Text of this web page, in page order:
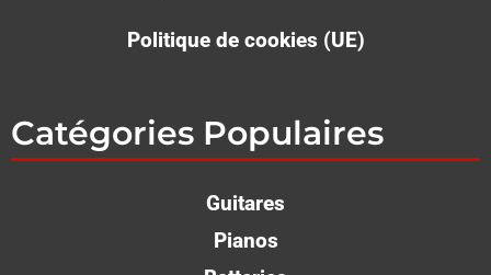
Politique de cookies (UE)
Catégories Populaires
Guitares
Pianos